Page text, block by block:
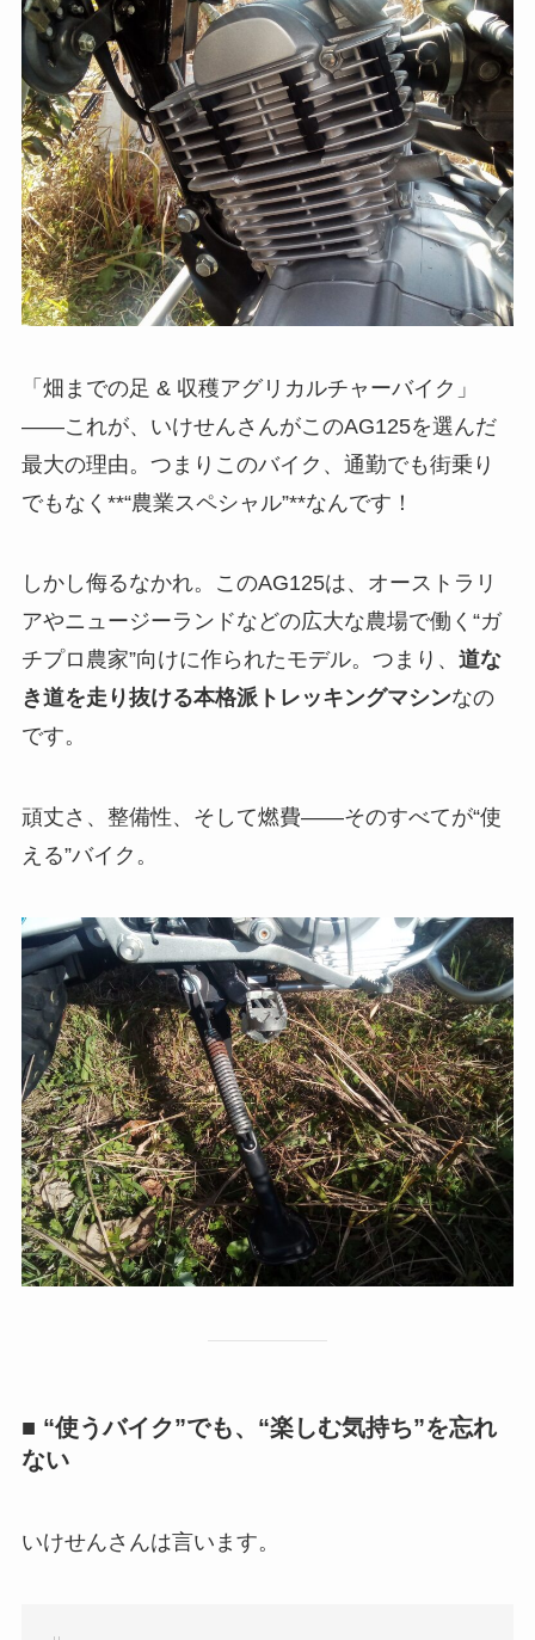
「畑までの足 & 収穫アグリカルチャーバイク」
――これが、いけせんさんがこのAG125を選んだ
最大の理由。つまりこのバイク、通勤でも街乗り
でもなく**“農業スペシャル”**なんです！
しかし侮るなかれ。このAG125は、オーストラリ
アやニュージーランドなどの広大な農場で働く“ガ
チプロ農家”向けに作られたモデル。つまり、 道な
き道を走り抜ける本格派トレッキングマシンなの
です。
頑丈さ、整備性、そして燃費――そのすべてが“使
える”バイク。
■ “使うバイク”でも、“楽しむ気持ち”を忘れ
ない
いけせんさんは言います。